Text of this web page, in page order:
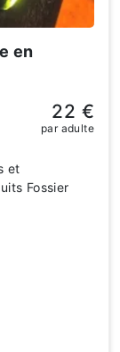
en
et
Fossier
22 €
par adulte